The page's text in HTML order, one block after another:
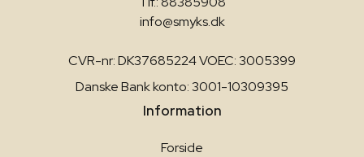
info@smyks.dk
CVR-nr: DK37685224 VOEC: 3005399
Danske Bank konto: 3001-10309395
Information
Forside